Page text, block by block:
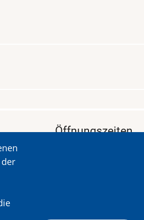
Öffnungszeiten